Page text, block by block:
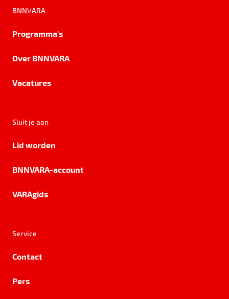
BNNVARA
Programma's
Over BNNVARA
Vacatures
Sluit je aan
Lid worden
BNNVARA-account
VARAgids
Service
Contact
Pers